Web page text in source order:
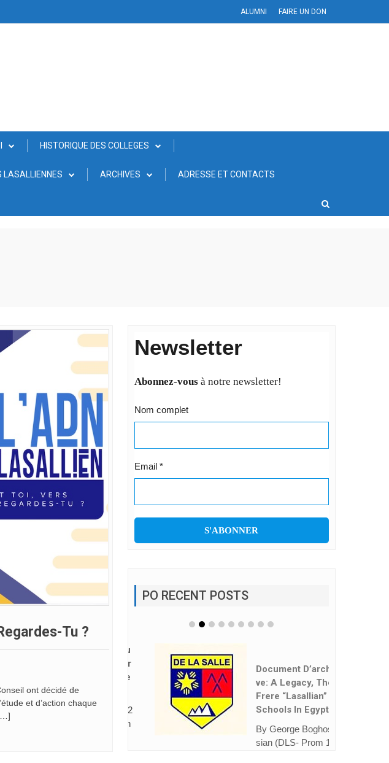
ALUMNI FAIRE UN DON
HISTORIQUE DES COLLEGES
LASALLIENNES ARCHIVES ADRESSE ET CONTACTS
Tu ?
ont décidé de
et d’action chaque
Newsletter
Abonnez-vousà notre newsletter!
Nom complet
Email *
PO RECENT POSTS
Ve: A Legacy, The
Frere “Lasallian”
Schools In Egypt
By George Boghos
sian (DLS- Prom 1
974) The Frere Sch